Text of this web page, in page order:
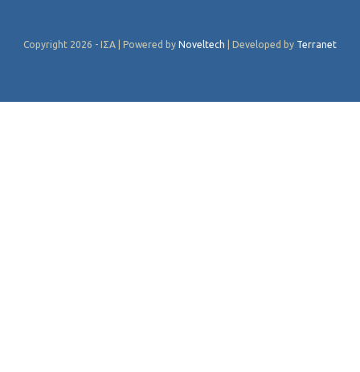
Copyright 2026 - ΙΣΑ | Powered by Noveltech | Developed by Terranet